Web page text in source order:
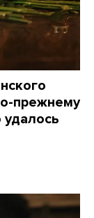
прежнему
удалось